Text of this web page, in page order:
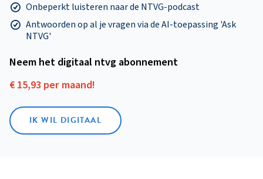
Onbeperkt luisteren naar de NTVG-podcast
Antwoorden op al je vragen via de AI-toepassing 'Ask
NTVG'
Neem het digitaal ntvg abonnement
€ 15,93 per maand!
IK WIL DIGITAAL